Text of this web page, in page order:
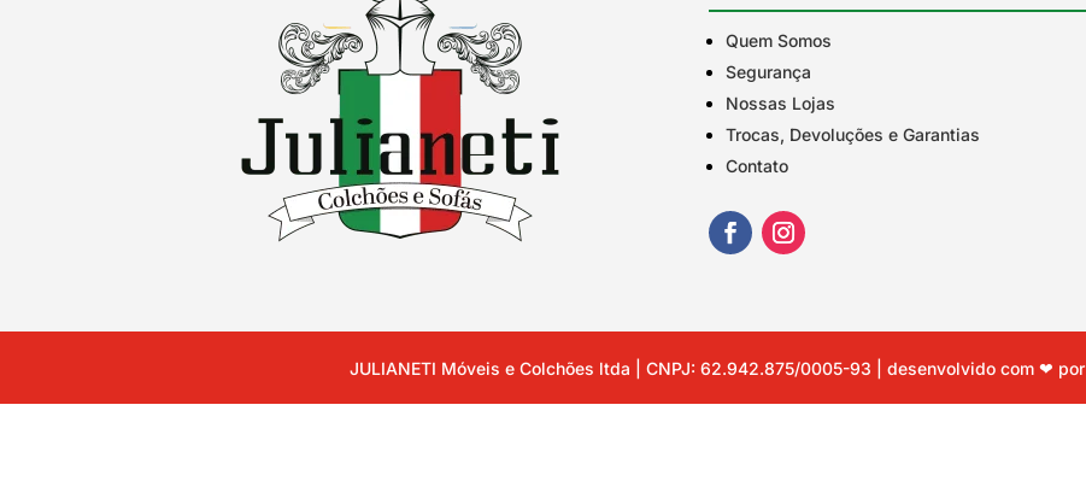
Quem Somos
Segurança
Nossas Lojas
Trocas, Devoluções e Garantias
Contato
JULIANETI Móveis e Colchões ltda | CNPJ: 62.942.875/0005-93 | desenvolvido com ❤ por